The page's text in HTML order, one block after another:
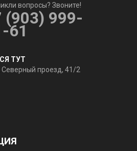
вопросы? Звоните!
(903) 999-
61
ТУТ
Северный проезд, 41/2